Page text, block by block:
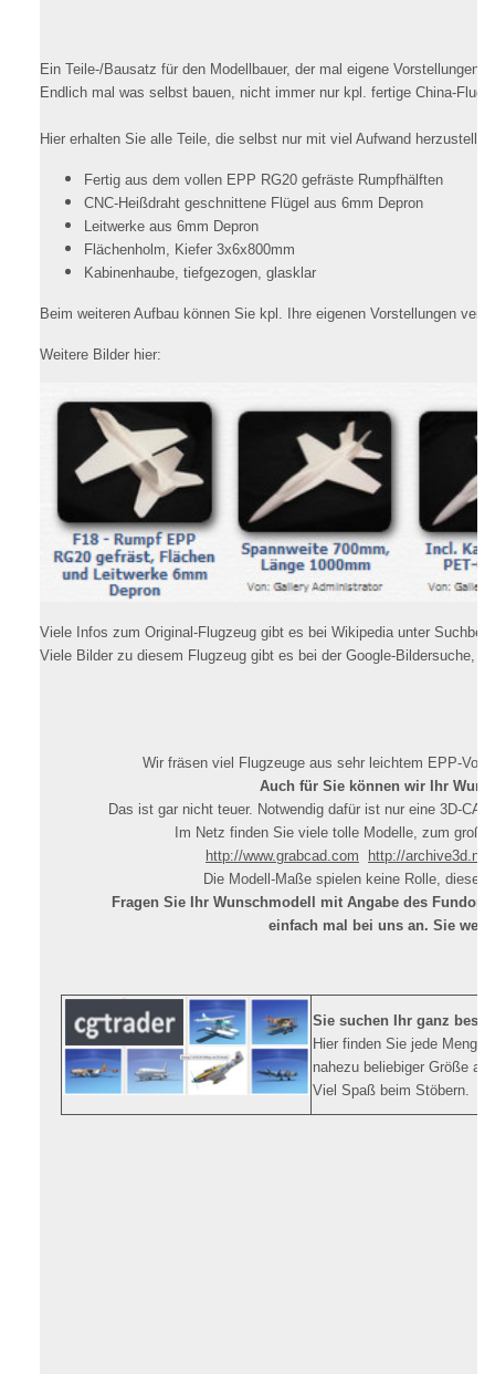
Ein Teile-/Bausatz für den Modellbauer, der mal eigene Vorstellungen
Endlich mal was selbst bauen, nicht immer nur kpl. fertige China-
Hier erhalten Sie alle Teile, die selbst nur mit viel Aufwand
Fertig aus dem vollen EPP RG20 gefräste Rumpfhälften
CNC-Heißdraht geschnittene Flügel aus 6mm Depron
Leitwerke aus 6mm Depron
Flächenholm, Kiefer 3x6x800mm
Kabinenhaube, tiefgezogen, glasklar
Beim weiteren Aufbau können Sie kpl. Ihre eigenen Vorstellungen
Weitere Bilder hier:
Viele Infos zum Original-Flugzeug gibt es bei Wikipedia unter
Viele Bilder zu diesem Flugzeug gibt es bei der Google-Bildersuche,
Wir fräsen viel Flugzeuge aus sehr leichtem EPP-
Auch für Sie können wir Ihr
Das ist gar nicht teuer. Notwendig dafür ist nur eine 3D-
Im Netz finden Sie viele tolle Modelle, zum
http://www.grabcad.com
http://archive3d.net
Die Modell-Maße spielen keine Rolle, diese
Fragen Sie Ihr Wunschmodell mit Angabe des
einfach mal bei uns an. Sie
Sie suchen Ihr ganz
Hier finden Sie jede Menge
nahezu beliebiger Größe
Viel Spaß beim Stöbern.